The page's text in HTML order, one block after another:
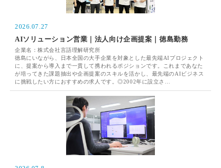
2026.07.27
AIソリューション営業｜法人向け企画提案｜徳島勤務
企業名：株式会社言語理解研究所
徳島にいながら、日本全国の大手企業を対象とした最先端AIプロジェクト
に、提案から導入まで一貫して携われるポジションです。これまであなた
が培ってきた課題抽出や企画提案のスキルを活かし、最先端のAIビジネス
に挑戦したい方におすすめの求人です。◎2002年に設立さ…